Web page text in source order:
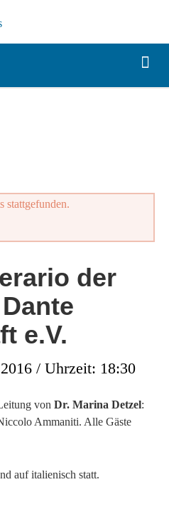
stattgefunden.
der
e.V.
/ Uhrzeit: 18:30
von Dr. Marina Detzel:
Ammaniti. Alle Gäste
auf italienisch statt.